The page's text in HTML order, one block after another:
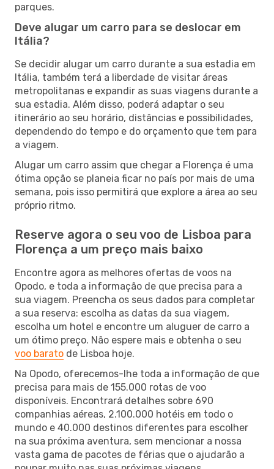
parques.
Deve alugar um carro para se deslocar em
Itália?
Se decidir alugar um carro durante a sua estadia em
Itália, também terá a liberdade de visitar áreas
metropolitanas e expandir as suas viagens durante a
sua estadia. Além disso, poderá adaptar o seu
itinerário ao seu horário, distâncias e possibilidades,
dependendo do tempo e do orçamento que tem para
a viagem.
Alugar um carro assim que chegar a Florença é uma
ótima opção se planeia ficar no país por mais de uma
semana, pois isso permitirá que explore a área ao seu
próprio ritmo.
Reserve agora o seu voo de Lisboa para
Florença a um preço mais baixo
Encontre agora as melhores ofertas de voos na
Opodo, e toda a informação de que precisa para a
sua viagem. Preencha os seus dados para completar
a sua reserva: escolha as datas da sua viagem,
escolha um hotel e encontre um aluguer de carro a
um ótimo preço. Não espere mais e obtenha o seu
voo barato de Lisboa hoje.
Na Opodo, oferecemos-lhe toda a informação de que
precisa para mais de 155.000 rotas de voo
disponíveis. Encontrará detalhes sobre 690
companhias aéreas, 2.100.000 hotéis em todo o
mundo e 40.000 destinos diferentes para escolher
na sua próxima aventura, sem mencionar a nossa
vasta gama de pacotes de férias que o ajudarão a